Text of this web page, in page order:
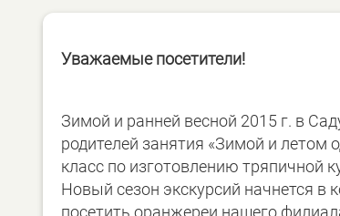
Уважаемые посетители!
Зимой и ранней весной 2015 г. в
родителей занятия «Зимой и летом
класс по изготовлению тряпичной
Новый сезон экскурсий начнется в
посетить оранжереи нашего